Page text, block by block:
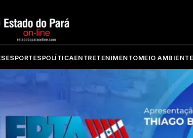
ESPORTES POLÍTICAENTRETENIMENTOMEIO AMBIENTE